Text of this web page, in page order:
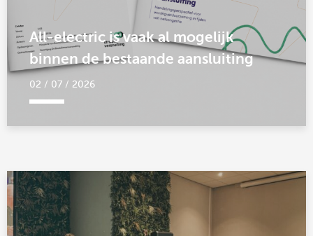
All-electric is vaak al mogelijk
binnen de bestaande aansluiting
02 / 07 / 2026